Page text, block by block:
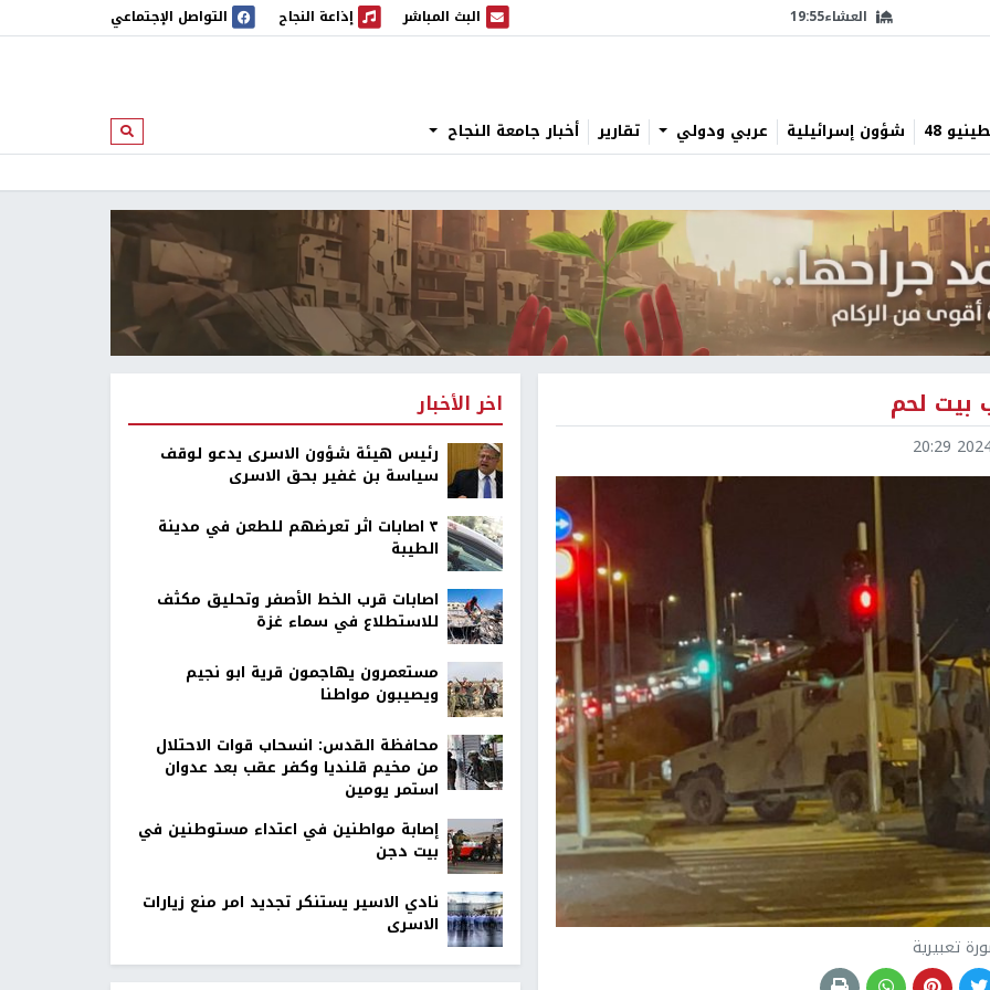
العشاء19:55 البث المباشر
البث المباشر إذاعة النجاح
إذاعة النجاح التواصل الإجتماعي
48 شؤون إسرائيلية عربي ودولي تقارير أخبار جامعة النجاح ابحث
بيت لحم
2024-
تعبيرية
اخر الأخبار
رئيس هيئة شؤون الاسرى يدعو لوقف
سياسة بن غفير بحق الاسرى
٣ اصابات اثر تعرضهم للطعن في مدينة
الطيبة
اصابات قرب الخط الأصفر وتحليق مكثف
للاستطلاع في سماء غزة
مستعمرون يهاجمون قرية ابو نجيم
ويصيبون مواطنا
محافظة القدس: انسحاب قوات الاحتلال
من مخيم قلنديا وكفر عقب بعد عدوان
استمر يومين
إصابة مواطنين في اعتداء مستوطنين في
بيت دجن
نادي الاسير يستنكر تجديد امر منع زيارات
الاسرى